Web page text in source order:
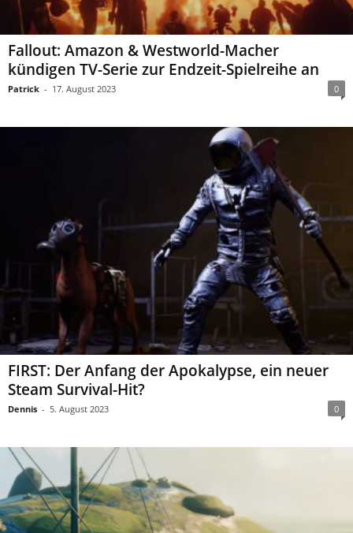
Fallout: Amazon & Westworld-Macher
kündigen TV-Serie zur Endzeit-Spielreihe an
Patrick - 17. August 2023 0
FIRST: Der Anfang der Apokalypse, ein neuer
Steam Survival-Hit?
Dennis - 5. August 2023 0